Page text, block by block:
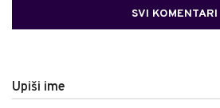
SVI KOMENTARI
Upiši ime